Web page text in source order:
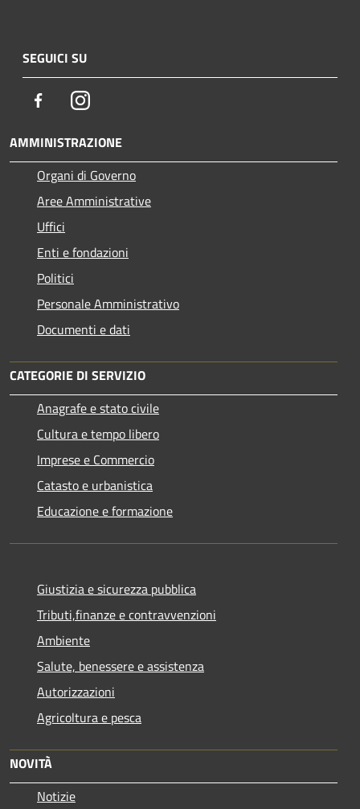
SEGUICI SU
FacebookInstagram
AMMINISTRAZIONE
Organi di Governo
Aree Amministrative
Uffici
Enti e fondazioni
Politici
Personale Amministrativo
Documenti e dati
CATEGORIE DI SERVIZIO
Anagrafe e stato civile
Cultura e tempo libero
Imprese e Commercio
Catasto e urbanistica
Educazione e formazione
Giustizia e sicurezza pubblica
Tributi,finanze e contravvenzioni
Ambiente
Salute, benessere e assistenza
Autorizzazioni
Agricoltura e pesca
NOVITÀ
Notizie